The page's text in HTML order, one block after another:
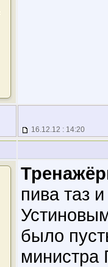
16.12.12 : 14:20
пива таз
было
министра